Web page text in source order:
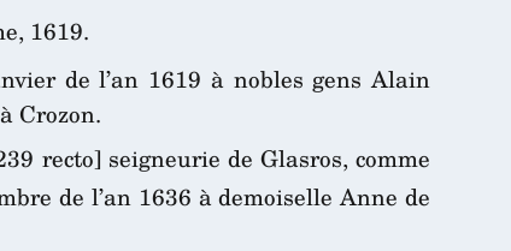
1619.
de l’an 1619 à nobles gens Alain
Crozon.
recto] seigneurie de Glasros, comme
de l’an 1636 à demoiselle Anne de